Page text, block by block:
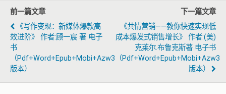
前一篇文章
《写作变现：新媒体爆款高
效进阶》 作者:顾一宸 著 电子
书
（pdf+word+epub+mobi+azw3
版本）
下一篇文章
《共情营销——教你快速实现低
成本爆发式销售增长》 作者:(美)
克莱尔.布鲁克斯著 电子书
（pdf+word+epub+mobi+azw3
版本）